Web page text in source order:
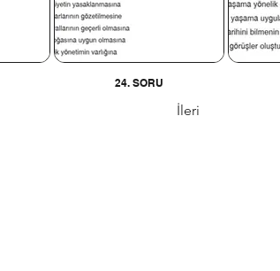
İleri
24. SORU